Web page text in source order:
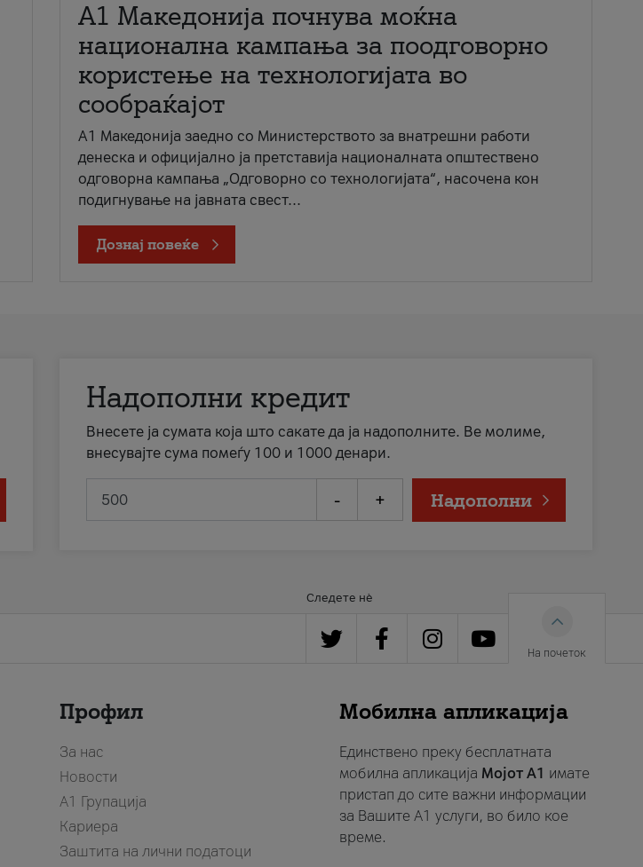
A1 Македонија почнува моќна
национална кампања за поодговорно
користење на технологијата во
сообраќајот
A1 Македонија заедно со Министерството за внатрешни работи
денеска и официјално ја претставија националната општествено
одговорна кампања „Одговорно со технологијата“, насочена кон
подигнување на јавната свест...
Дознај повеќе
Надополни кредит
Внесете ја сумата која што сакате да ја надополните. Ве молиме,
внесувајте сума помеѓу 100 и 1000 денари.
- + Надополни
Следете нè
На почеток
Профил
За нас
Новости
А1 Групација
Кариера
Заштита на лични податоци
Мобилна апликација
Единствено преку бесплатната
мобилна апликација Мојот A1 имате
пристап до сите важни информации
за Вашите A1 услуги, во било кое
време.